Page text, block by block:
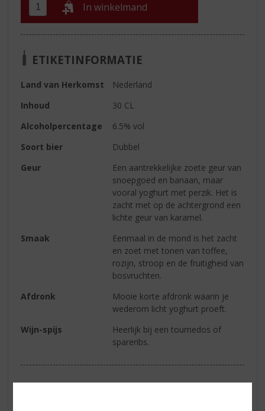
In winkelmand
ETIKETINFORMATIE
Land van Herkomst
Nederland
Inhoud
30 CL
Alcoholpercentage
6.5% vol
Soort bier
Dubbel
Geur
Een aantrekkelijke zoete geur van
snoepgoed en banaan, maar
vooral yoghurt met perzik. Het is
zacht met op de achtergrond een
lichte geur van karamel.
Smaak
Eenmaal in de mond is het zacht
en zoet met tonen van toffee,
rozijn, stroop en de fruitigheid van
bosvruchten.
Afdronk
Mooie korte afdronk waarin je
wederom licht yoghurt proeft.
Wijn-spijs
Heerlijk bij een tournedos of
spareribs.
Reviews